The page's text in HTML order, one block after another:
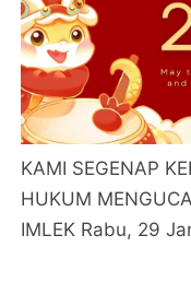
KAMI SEGENAP
HUKUM
IMLEK Rabu, 29